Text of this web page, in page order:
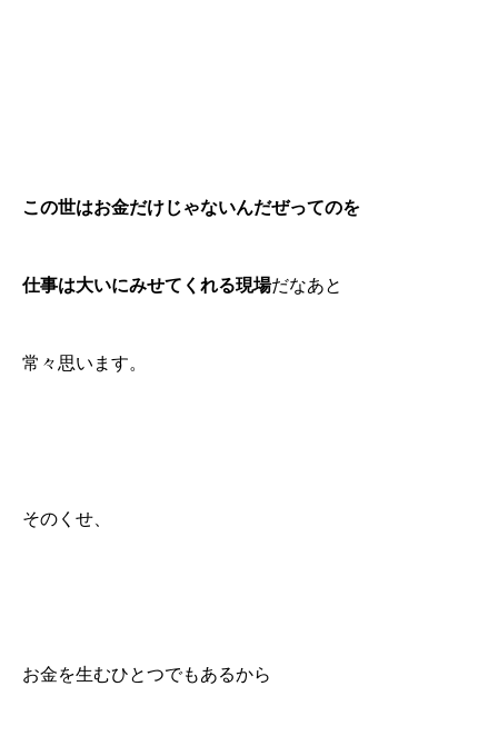
この世はお金だけじゃないんだぜってのを
仕事は大いにみせてくれる現場だなあと
常々思います。
そのくせ、
お金を生むひとつでもあるから